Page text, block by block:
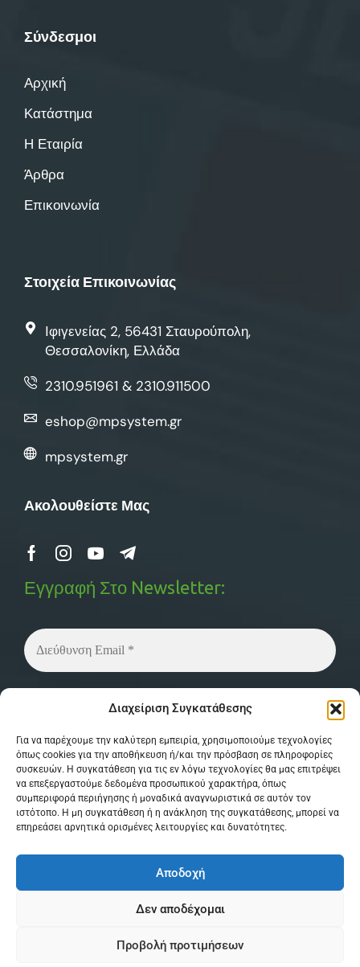
Διαχείριση Συγκατάθεσης
Για να παρέχουμε την καλύτερη εμπειρία, χρησιμοποιούμε τεχνολογίες
όπως cookies για την αποθήκευση ή/και την πρόσβαση σε πληροφορίες
συσκευών. Η συγκατάθεση για τις εν λόγω τεχνολογίες θα μας επιτρέψει
να επεξεργαστούμε δεδομένα προσωπικού χαρακτήρα, όπως
συμπεριφορά περιήγησης ή μοναδικά αναγνωριστικά σε αυτόν τον
ιστότοπο. Η μη συγκατάθεση ή η ανάκληση της συγκατάθεσης, μπορεί να
επηρεάσει αρνητικά ορισμένες λειτουργίες και δυνατότητες.
Αποδοχή
Δεν αποδέχομαι
Προβολή προτιμήσεων
Σύνδεσμοι
Αρχική
Κατάστημα
Η Εταιρία
Άρθρα
Επικοινωνία
Στοιχεία Επικοινωνίας
Ιφιγενείας 2, 56431 Σταυρούπολη,
Θεσσαλονίκη, Ελλάδα
2310.951961 & 2310.911500
eshop@mpsystem.gr
mpsystem.gr
Ακολουθείστε Μας
Εγγραφή Στο Newsletter:
μας για περισσότερες λεπτομέρειες.
© Copyright 2026 MPSystem . All Rights
Reserved . Powered by
Όροι & Προϋποθέσεις
Πολιτική Απορρήτου